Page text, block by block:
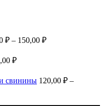
₽ – 150,00 ₽
₽
свинины 120,00 ₽ –